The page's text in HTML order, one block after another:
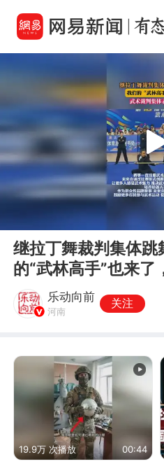
继拉丁舞裁判集体跳
的“武林高手”也来了
演武术乐动向前
河南
关注
19.9万 次播放 00:44